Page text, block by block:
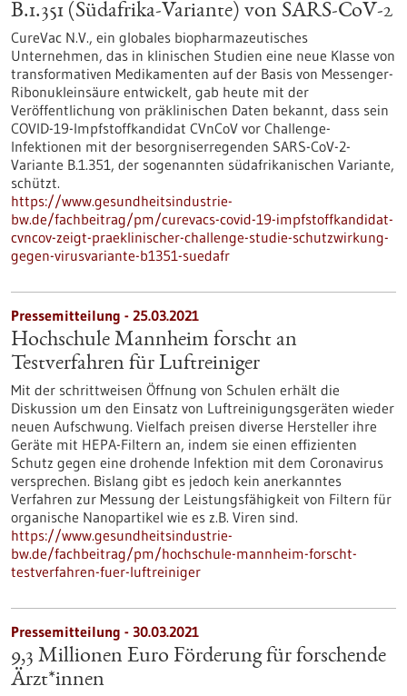
B.1.351 (Südafrika-Variante) von SARS-CoV-2
CureVac N.V., ein globales biopharmazeutisches
Unternehmen, das in klinischen Studien eine neue Klasse von
transformativen Medikamenten auf der Basis von Messenger-
Ribonukleinsäure entwickelt, gab heute mit der
Veröffentlichung von präklinischen Daten bekannt, dass sein
COVID-19-Impfstoffkandidat CVnCoV vor Challenge-
Infektionen mit der besorgniserregenden SARS-CoV-2-
Variante B.1.351, der sogenannten südafrikanischen Variante,
schützt.
https://www.gesundheitsindustrie-
bw.de/fachbeitrag/pm/curevacs-covid-19-impfstoffkandidat-
cvncov-zeigt-praeklinischer-challenge-studie-schutzwirkung-
gegen-virusvariante-b1351-suedafr
Pressemitteilung - 25.03.2021
Hochschule Mannheim forscht an
Testverfahren für Luftreiniger
Mit der schrittweisen Öffnung von Schulen erhält die
Diskussion um den Einsatz von Luftreinigungsgeräten wieder
neuen Aufschwung. Vielfach preisen diverse Hersteller ihre
Geräte mit HEPA-Filtern an, indem sie einen effizienten
Schutz gegen eine drohende Infektion mit dem Coronavirus
versprechen. Bislang gibt es jedoch kein anerkanntes
Verfahren zur Messung der Leistungsfähigkeit von Filtern für
organische Nanopartikel wie es z.B. Viren sind.
https://www.gesundheitsindustrie-
bw.de/fachbeitrag/pm/hochschule-mannheim-forscht-
testverfahren-fuer-luftreiniger
Pressemitteilung - 30.03.2021
9,3 Millionen Euro Förderung für forschende
Ärzt*innen